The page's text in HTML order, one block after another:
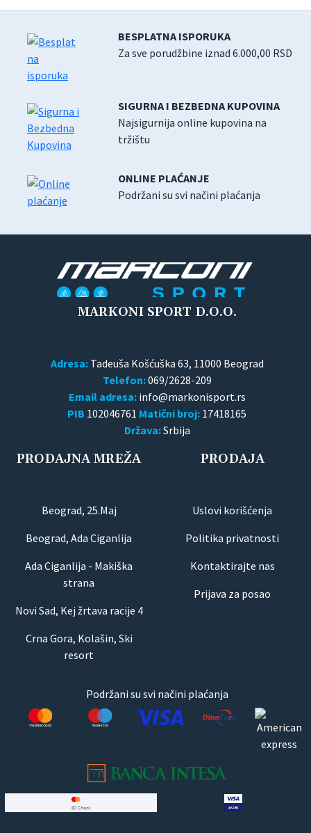
BESPLATNA ISPORUKA
Za sve porudžbine iznad 6.000,00 RSD
SIGURNA I BEZBEDNA KUPOVINA
Najsigurnija online kupovina na
tržištu
ONLINE PLAĆANJE
Podržani su svi načini plaćanja
MARKONI SPORT D.O.O.
Adresa:Tadeuša Košćuška 63, 11000 Beograd
Telefon:069/2628-209
Email adresa:
PIB 102046761 Matični broj: 17418165
Država:Srbija
PRODAJNA MREŽA
Beograd, 25.Maj
Beograd, Ada Ciganlija
Ada Ciganlija - Makiška
strana
Novi Sad, Kej žrtava racije 4
Crna Gora, Kolašin, Ski
resort
PRODAJA
Uslovi korišćenja
Politika privatnosti
Kontaktirajte nas
Prijava za posao
Podržani su svi načini plaćanja